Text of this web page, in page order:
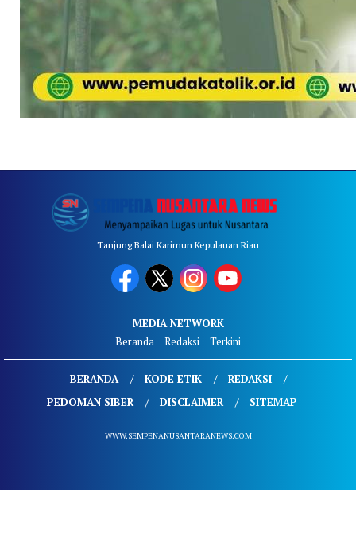
Tanjung Balai Karimun Kepulauan Riau
MEDIA NETWORK
Beranda
Redaksi Terkini
BERANDA KODE ETIK
REDAKSI
PEDOMAN SIBER
DISCLAIMER SITEMAP
WWW.SEMPENANUSANTARANEWS.COM